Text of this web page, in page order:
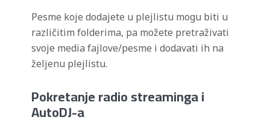
Pesme koje dodajete u plejlistu mogu biti u
različitim folderima, pa možete pretraživati
svoje media fajlove/pesme i dodavati ih na
željenu plejlistu.
Pokretanje radio streaminga i
AutoDJ-a